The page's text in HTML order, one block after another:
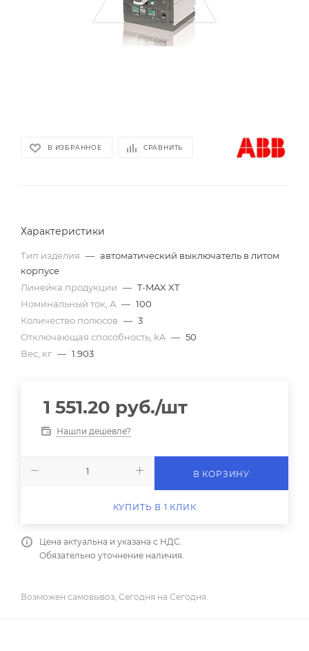
В ИЗБРАННОЕ СРАВНИТЬ
Характеристики
Тип изделия — автоматический выключатель в литом
корпусе
Линейка продукции — T-MAX XT
Номинальный ток, A — 100
Количество полюсов — 3
Отключающая способность, kA — 50
Вес, кг — 1.903
1 551.20 руб./шт
Нашли дешевле?
В КОРЗИНУ
КУПИТЬ В 1 КЛИК
Цена актуальна и указана с НДС.
Обязательно уточнение наличия.
Возможен самовывоз, Сегодня на Сегодня.